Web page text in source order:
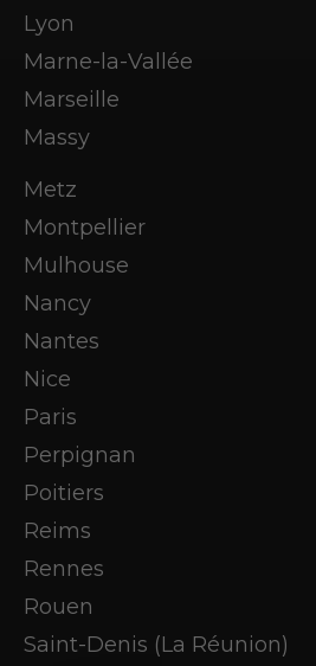
Lyon
Marne-la-Vallée
Marseille
Massy
Metz
Montpellier
Mulhouse
Nancy
Nantes
Nice
Paris
Perpignan
Poitiers
Reims
Rennes
Rouen
Saint-Denis (La Réunion)